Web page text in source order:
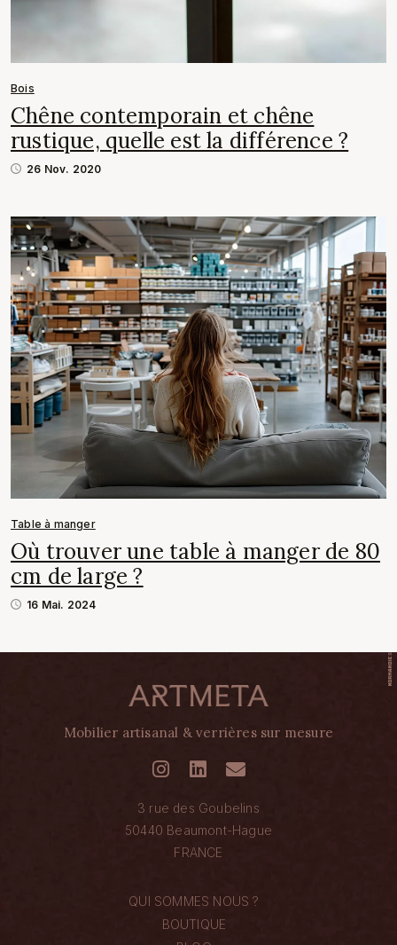
Bois
Chêne contemporain et chêne
rustique, quelle est la différence ?
26 Nov. 2020
Table à manger
Où trouver une table à manger de 80
cm de large ?
16 Mai. 2024
Mobilier artisanal & verrières sur mesure
3 rue des Goubelins
50440 Beaumont-Hague
FRANCE
QUI SOMMES NOUS ?
BOUTIQUE